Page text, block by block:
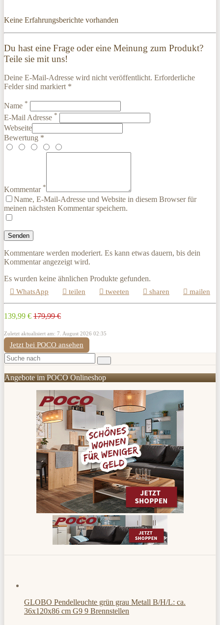
Keine Erfahrungsberichte vorhanden
Du hast eine Frage oder eine Meinung zum Produkt?
Teile sie mit uns!
Deine E-Mail-Adresse wird nicht veröffentlicht. Erforderliche
Felder sind markiert *
Name *
E-Mail Adresse *
Webseite
Bewertung *
Kommentar *
Name, E-Mail-Adresse und Website in diesem Browser für
meinen nächsten Kommentar speichern.
Kommentare werden moderiert. Es kann etwas dauern, bis dein
Kommentar angezeigt wird.
Es wurden keine ähnlichen Produkte gefunden.
WhatsApp teilen tweeten sharen mailen
139,99 € 179,99 €
Zuletzt aktualisiert am: 7. August 2026 02:35
Jetzt bei POCO ansehen
Angebote im POCO Onlineshop
GLOBO Pendelleuchte grün grau Metall B/H/L: ca.
36x120x86 cm G9 9 Brennstellen